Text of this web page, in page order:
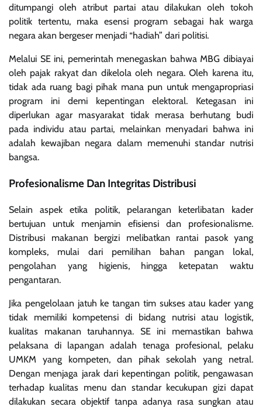
ditumpangi oleh atribut partai atau dilakukan oleh tokoh
politik tertentu, maka esensi program sebagai hak warga
negara akan bergeser menjadi “hadiah” dari politisi.
Melalui SE ini, pemerintah menegaskan bahwa MBG dibiayai
oleh pajak rakyat dan dikelola oleh negara. Oleh karena itu,
tidak ada ruang bagi pihak mana pun untuk mengapropriasi
program ini demi kepentingan elektoral. Ketegasan ini
diperlukan agar masyarakat tidak merasa berhutang budi
pada individu atau partai, melainkan menyadari bahwa ini
adalah kewajiban negara dalam memenuhi standar nutrisi
bangsa.
Profesionalisme Dan Integritas Distribusi
Selain aspek etika politik, pelarangan keterlibatan kader
bertujuan untuk menjamin efisiensi dan profesionalisme.
Distribusi makanan bergizi melibatkan rantai pasok yang
kompleks, mulai dari pemilihan bahan pangan lokal,
pengolahan yang higienis, hingga ketepatan waktu
pengantaran.
Jika pengelolaan jatuh ke tangan tim sukses atau kader yang
tidak memiliki kompetensi di bidang nutrisi atau logistik,
kualitas makanan taruhannya. SE ini memastikan bahwa
pelaksana di lapangan adalah tenaga profesional, pelaku
UMKM yang kompeten, dan pihak sekolah yang netral.
Dengan menjaga jarak dari kepentingan politik, pengawasan
terhadap kualitas menu dan standar kecukupan gizi dapat
dilakukan secara objektif tanpa adanya rasa sungkan atau